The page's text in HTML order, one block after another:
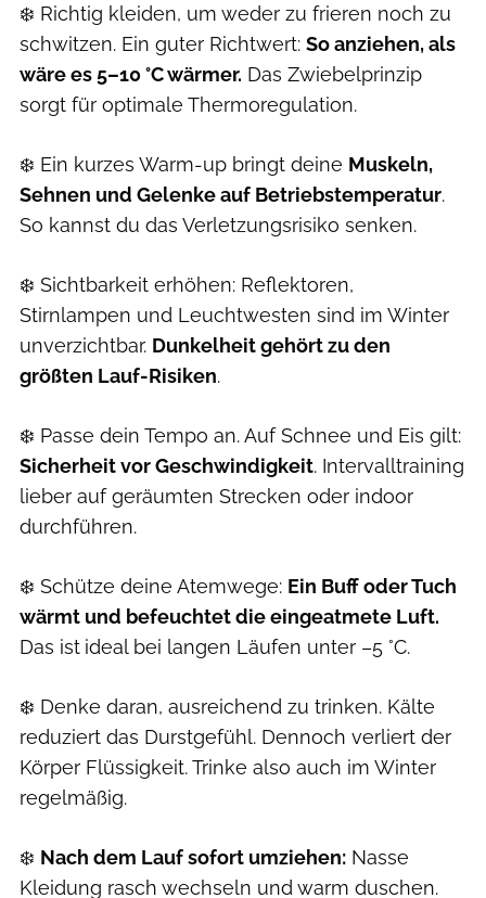
❄️ Richtig kleiden, um weder zu frieren noch zu
schwitzen. Ein guter Richtwert: So anziehen, als
wäre es 5–10 °C wärmer. Das Zwiebelprinzip
sorgt für optimale Thermoregulation.
❄️ Ein kurzes Warm-up bringt deine Muskeln,
Sehnen und Gelenke auf Betriebstemperatur.
So kannst du das Verletzungsrisiko senken.
❄️ Sichtbarkeit erhöhen: Reflektoren,
Stirnlampen und Leuchtwesten sind im Winter
unverzichtbar. Dunkelheit gehört zu den
größten Lauf-Risiken.
❄️ Passe dein Tempo an. Auf Schnee und Eis gilt:
Sicherheit vor Geschwindigkeit. Intervalltraining
lieber auf geräumten Strecken oder indoor
durchführen.
❄️ Schütze deine Atemwege: Ein Buff oder Tuch
wärmt und befeuchtet die eingeatmete Luft.
Das ist ideal bei langen Läufen unter –5 °C.
❄️ Denke daran, ausreichend zu trinken. Kälte
reduziert das Durstgefühl. Dennoch verliert der
Körper Flüssigkeit. Trinke also auch im Winter
regelmäßig.
❄️ Nach dem Lauf sofort umziehen: Nasse
Kleidung rasch wechseln und warm duschen.